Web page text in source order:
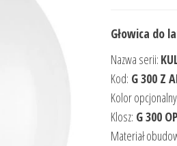
Głowica do
Nazwa serii:
Kod: G 300 Z
Kolor
Klosz: G 300
Materiał